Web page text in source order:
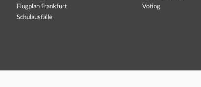
Flugplan Frankfurt
Schulausfälle
Voting